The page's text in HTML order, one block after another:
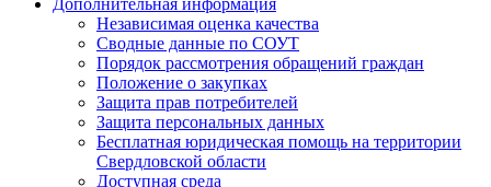
Дополнительная информация
Независимая оценка качества
Сводные данные по СОУТ
Порядок рассмотрения обращений граждан
Положение о закупках
Защита прав потребителей
Защита персональных данных
Бесплатная юридическая помощь на территории
Свердловской области
Доступная среда